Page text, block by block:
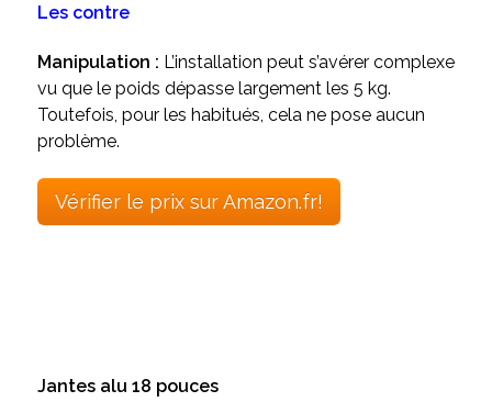
Les contre
Manipulation : L’installation peut s’avérer complexe
vu que le poids dépasse largement les 5 kg.
Toutefois, pour les habitués, cela ne pose aucun
problème.
Vérifier le prix sur Amazon.fr!
Jantes alu 18 pouces